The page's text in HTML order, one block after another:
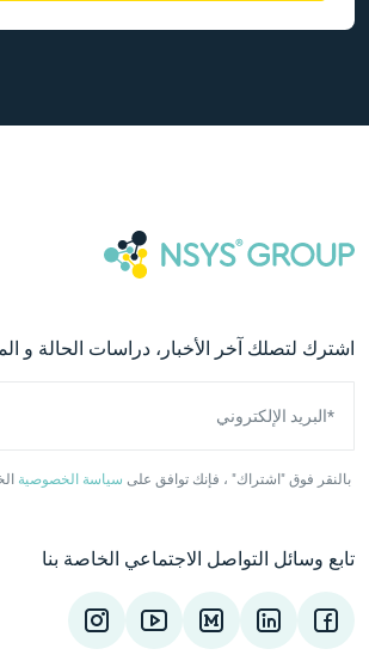
اشترك لتصلك آخر الأخبار، دراسات الحالة و
*البريد الإلكتروني
بالنقر فوق "اشتراك" ، فإنك توافق على سياسة الخصوصية
تابع وسائل التواصل الاجتماعي الخاصة بنا